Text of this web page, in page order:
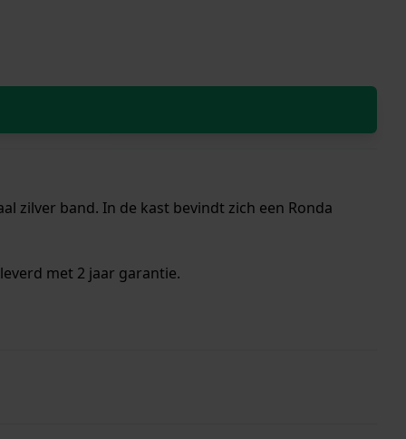
zilver band. In de kast bevindt zich een Ronda
met 2 jaar garantie.